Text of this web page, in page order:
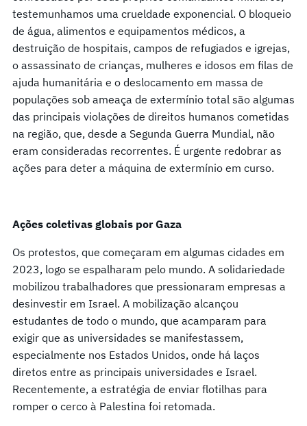
testemunhamos uma crueldade exponencial. O bloqueio
de água, alimentos e equipamentos médicos, a
destruição de hospitais, campos de refugiados e igrejas,
o assassinato de crianças, mulheres e idosos em filas de
ajuda humanitária e o deslocamento em massa de
populações sob ameaça de extermínio total são algumas
das principais violações de direitos humanos cometidas
na região, que, desde a Segunda Guerra Mundial, não
eram consideradas recorrentes. É urgente redobrar as
ações para deter a máquina de extermínio em curso.
Ações coletivas globais por Gaza
Os protestos, que começaram em algumas cidades em
2023, logo se espalharam pelo mundo. A solidariedade
mobilizou trabalhadores que pressionaram empresas a
desinvestir em Israel. A mobilização alcançou
estudantes de todo o mundo, que acamparam para
exigir que as universidades se manifestassem,
especialmente nos Estados Unidos, onde há laços
diretos entre as principais universidades e Israel.
Recentemente, a estratégia de enviar flotilhas para
romper o cerco à Palestina foi retomada.